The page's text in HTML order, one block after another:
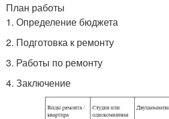
План работы
1. Определение бюджета
2. Подготовка к ремонту
3. Работы по ремонту
4. Заключение